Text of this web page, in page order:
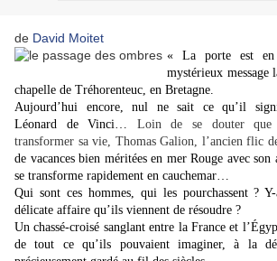
de David Moitet
« La porte est en
mystérieux message
chapelle de Tréhorenteuc, en Bretagne.
Aujourd’hui encore, nul ne sait ce qu’il
Léonard de Vinci… Loin de se douter que
transformer sa vie, Thomas Galion, l’ancien flic
de vacances bien méritées en mer Rouge avec
se transforme rapidement en cauchemar…
Qui sont ces hommes, qui les pourchassent ?
délicate affaire qu’ils viennent de résoudre ?
Un chassé-croisé sanglant entre la France et
de tout ce qu’ils pouvaient imaginer, à la